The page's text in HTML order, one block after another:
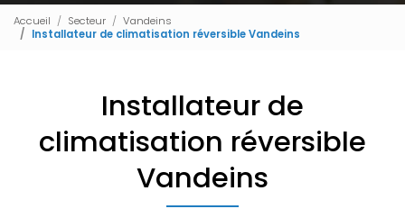
Accueil Secteur
Vandeins
Installateur de climatisation réversible Vandeins
Installateur de
climatisation réversible
Vandeins